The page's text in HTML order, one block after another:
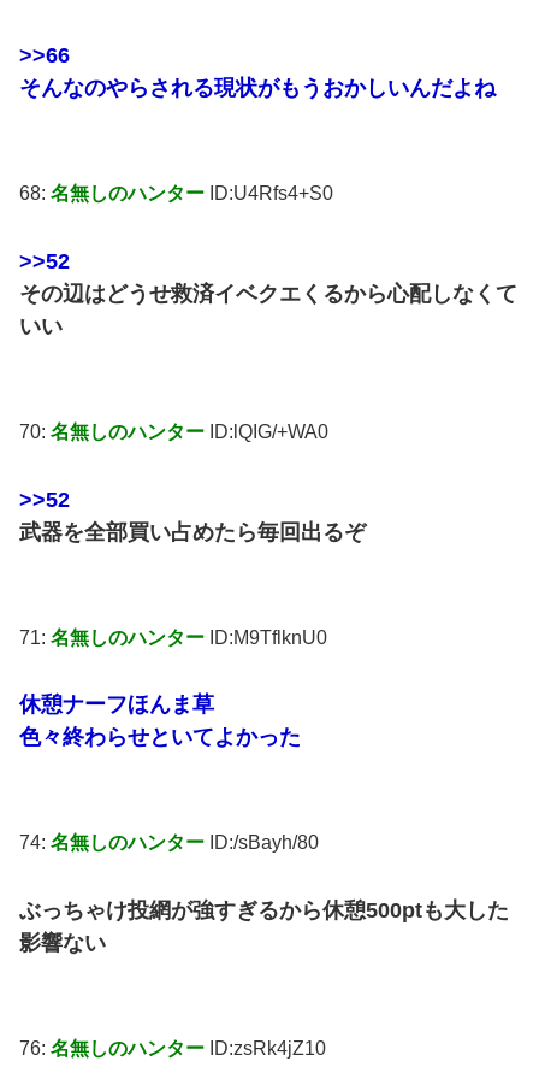
>>66
そんなのやらされる現状がもうおかしいんだよね
68: 名無しのハンター ID:U4Rfs4+S0
>>52
その辺はどうせ救済イベクエくるから心配しなくて
いい
70: 名無しのハンター ID:lQIG/+WA0
>>52
武器を全部買い占めたら毎回出るぞ
71: 名無しのハンター ID:M9TflknU0
休憩ナーフほんま草
色々終わらせといてよかった
74: 名無しのハンター ID:/sBayh/80
ぶっちゃけ投網が強すぎるから休憩500ptも大した
影響ない
76: 名無しのハンター ID:zsRk4jZ10